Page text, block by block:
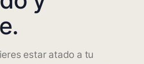
estar atado a tu